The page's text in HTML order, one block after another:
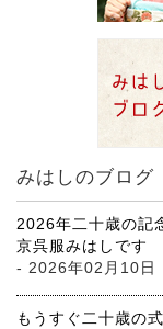
みはしのブログ
2026年二十歳の記
京呉服みはしです
- 2026年02月10日
もうすぐ二十歳の